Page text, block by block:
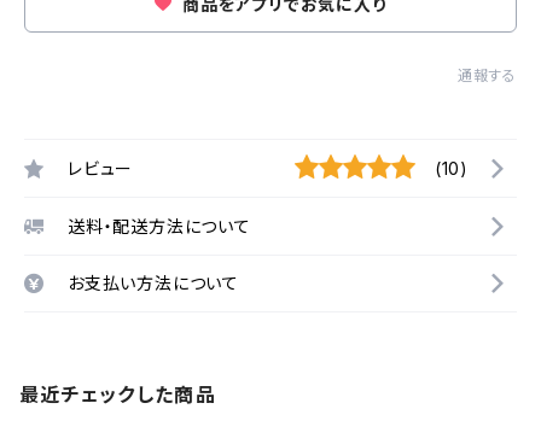
商品をアプリでお気に入り
通報する
レビュー (10)
送料・配送方法について
お支払い方法について
最近チェックした商品